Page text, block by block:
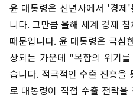
윤 대통령은 신년사에서 '경
니다. 그만큼 올해 세계 경제
때문입니다. 윤 대통령은 극심
상되는 가운데 "복합의 위기
습니다. 적극적인 수출 진흥을
로 대통령이 직접 수출 전략